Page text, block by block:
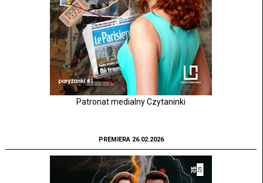
Patronat medialny Czytaninki
PREMIERA 26.02.2026